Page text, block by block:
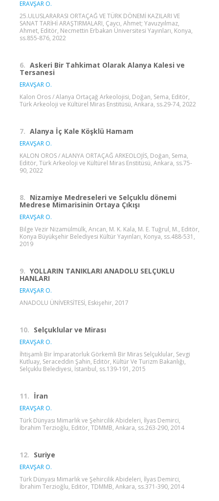
ERAVŞAR O.
25.ULUSLARARASI ORTAÇAĞ VE TÜRK DÖNEMİ KAZILARI VE
SANAT TARİHİ ARAŞTIRMALARI, Çaycı, Ahmet; Yavuzyılmaz,
Ahmet, Editör, Necmettin Erbakan Üniversitesi Yayınları, Konya,
ss.855-876, 2022
6. Askeri Bir Tahkimat Olarak Alanya Kalesi ve
Tersanesi
ERAVŞAR O.
Kalon Oros / Alanya Ortaçağ Arkeolojisi, Doğan, Sema, Editör,
Türk Arkeoloji ve Kültürel Miras Enstitüsü, Ankara, ss.29-74, 2022
7. Alanya İç Kale Köşklü Hamam
ERAVŞAR O.
KALON OROS / ALANYA ORTAÇAĞ ARKEOLOJİS, Doğan, Sema,
Editör, Türk Arkeoloji ve Kültürel Miras Enstitüsü, Ankara, ss.75-
90, 2022
8. Nizamiye Medreseleri ve Selçuklu dönemi
Medrese Mimarisinin Ortaya Çıkışı
ERAVŞAR O.
Bilge Vezir Nizamülmülk, Arıcan, M. K. Kala, M. E. Tuğrul, M., Editör,
Konya Büyükşehir Belediyesi Kültür Yayınları, Konya, ss.488-531,
2019
9. YOLLARIN TANIKLARI ANADOLU SELÇUKLU
HANLARI
ERAVŞAR O.
ANADOLU ÜNİVERSİTESİ, Eskişehir, 2017
10. Selçuklular ve Mirası
ERAVŞAR O.
İhtişamlı Bir İmparatorluk Görkemli Bir Miras Selçuklular, Sevgi
Kutluay, Seraceddin Şahin, Editör, Kültür Ve Turizm Bakanlığı,
Selçuklu Belediyesi, İstanbul, ss.139-191, 2015
11. İran
ERAVŞAR O.
Türk Dünyası Mimarlık ve Şehircilik Abideleri, İlyas Demirci,
İbrahim Terzioğlu, Editör, TDMMB, Ankara, ss.263-290, 2014
12. Suriye
ERAVŞAR O.
Türk Dünyası Mimarlık ve Şehircilik Abideleri, İlyas Demirci,
İbrahim Terzioğlu, Editör, TDMMB, Ankara, ss.371-390, 2014